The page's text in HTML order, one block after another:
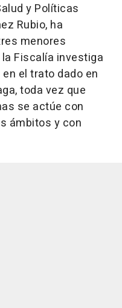
y Políticas
Rubio, ha
menores
Fiscalía investiga
el trato dado en
toda vez que
se actúe con
ámbitos y con